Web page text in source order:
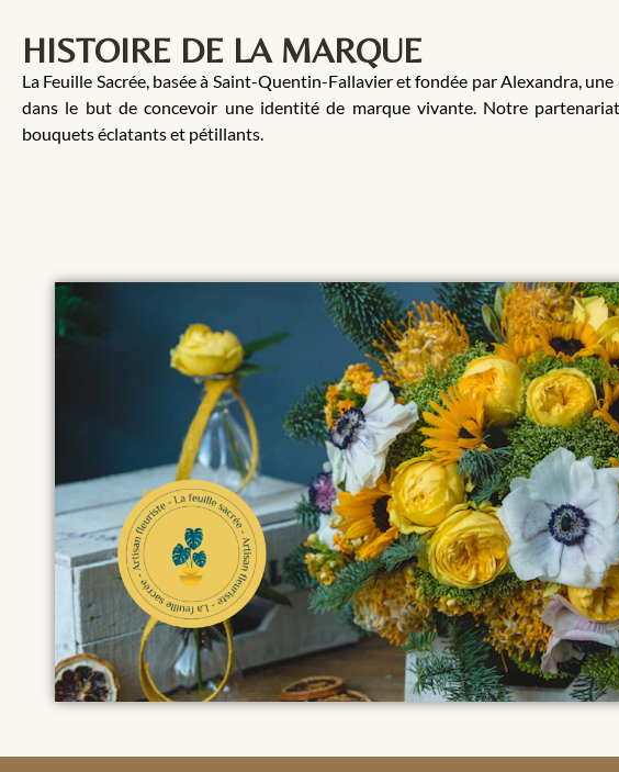
HISTOIRE DE LA MARQUE
La Feuille Sacrée, basée à Saint-Quentin-Fallavier et fondée par Alexandra,
dans le but de concevoir une identité de marque vivante. Notre
bouquets éclatants et pétillants.